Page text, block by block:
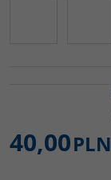
40,00PLN